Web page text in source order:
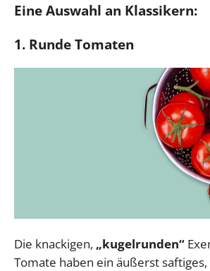
Eine Auswahl an Klassikern:
1. Runde Tomaten
Die knackigen, „kugelrunden“
Tomate haben ein äußerst saftiges,